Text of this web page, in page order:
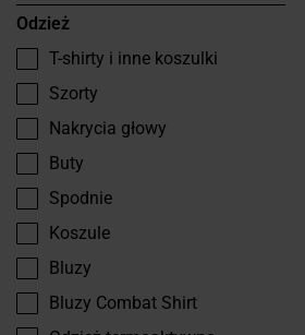
Odzież
T-shirty i inne koszulki
Szorty
Nakrycia głowy
Buty
Spodnie
Koszule
Bluzy
Bluzy Combat Shirt